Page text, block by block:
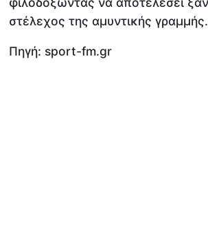
στέλεχος της αμυντικής γραμμής.
Πηγή: sport-fm.gr